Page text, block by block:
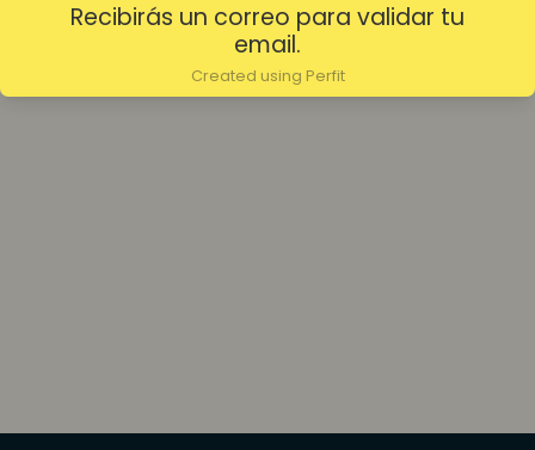
Recibirás un correo para validar tu
email.
Created using Perfit
Acceder